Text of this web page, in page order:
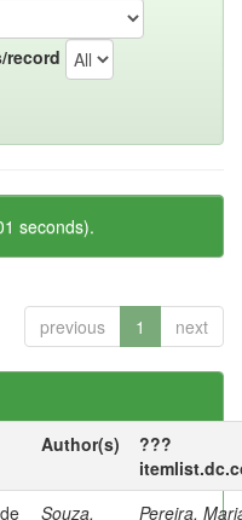
record
seconds).
previous 1 next
Author(s)
???
Souza, Pereira,